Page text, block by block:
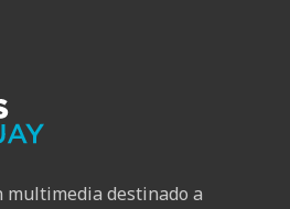
multimedia destinado a